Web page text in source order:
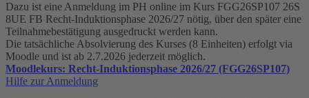
Dazu ist eine Anmeldung im PH online im Kurs FGG26SP107 26S
8UE FB Recht-Induktionsphase 2026/27 nötig, über den später eine
Teilnahmebestätigung ausgedruckt werden kann.
Die tatsächliche Absolvierung des Kurses (8 Einheiten) erfolgt via
Moodle und ist ab 2.7.2026 jederzeit möglich.
Moodlekurs: Recht-Induktionsphase 2026/27 (FGG26SP107)
Hilfe zur Anmeldung